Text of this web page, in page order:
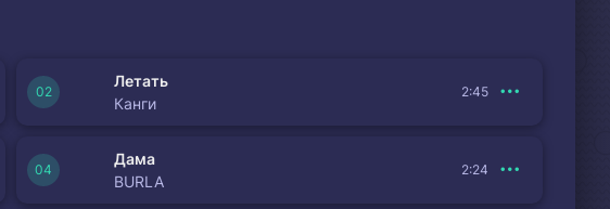
Летать
Канги
2:45
Дама
BURLA
2:24